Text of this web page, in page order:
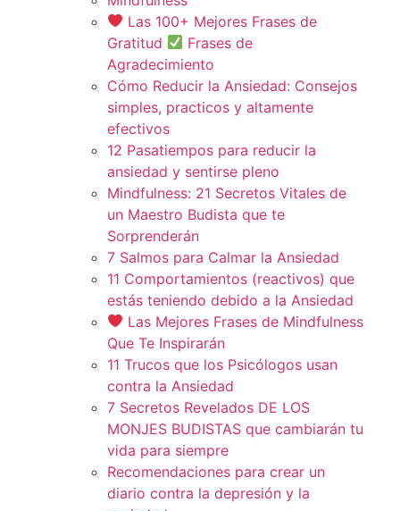
Las 100+ Mejores Frases de
Gratitud
Frases de
Agradecimiento
Cómo Reducir la Ansiedad: Consejos
simples, practicos y altamente
efectivos
12 Pasatiempos para reducir la
ansiedad y sentirse pleno
Mindfulness: 21 Secretos Vitales de
un Maestro Budista que te
Sorprenderán
7 Salmos para Calmar la Ansiedad
11 Comportamientos (reactivos) que
estás teniendo debido a la Ansiedad
Las Mejores Frases de Mindfulness
Que Te Inspirarán
11 Trucos que los Psicólogos usan
contra la Ansiedad
7 Secretos Revelados DE LOS
MONJES BUDISTAS que cambiarán tu
vida para siempre
Recomendaciones para crear un
diario contra la depresión y la